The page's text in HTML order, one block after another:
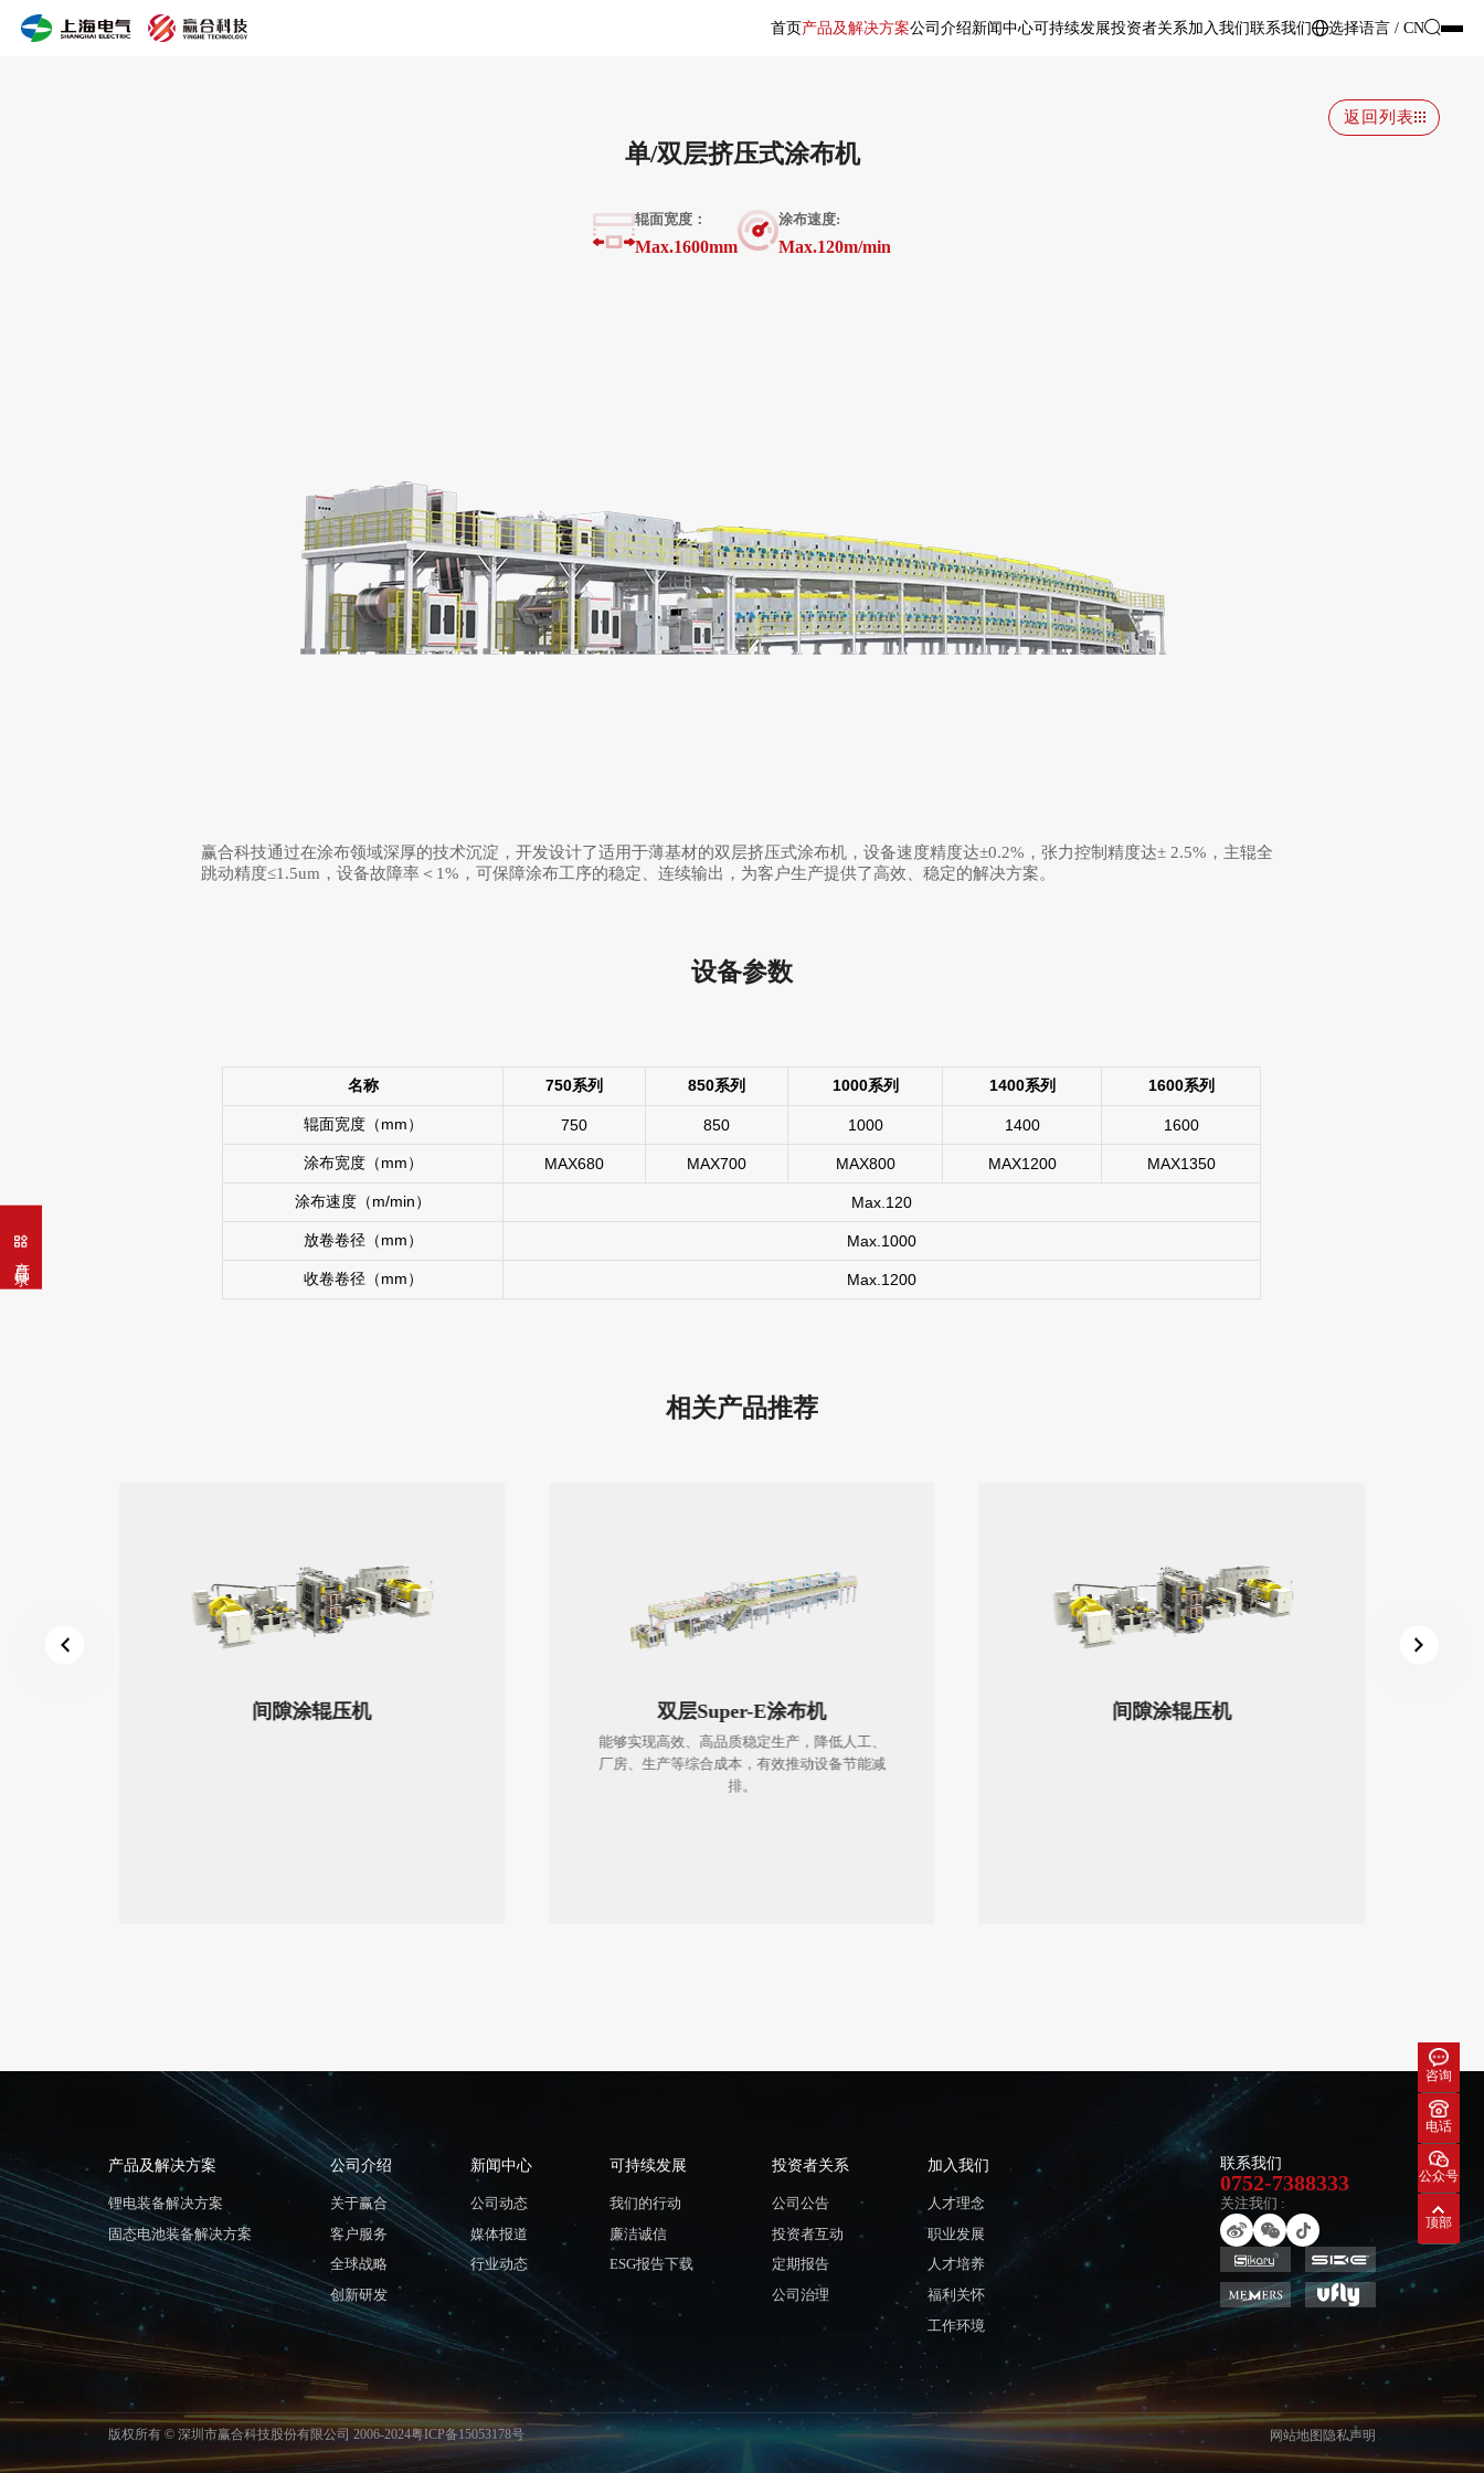
首页产品及解决方案公司介绍新闻中心可持续发展投资者关系加入我们联系我们 选择语言 / CN
咨询
电话
公众号
顶部
返回列表
单/双层挤压式涂布机
辊面宽度：
Max.1600mm
涂布速度:
Max.120m/min
赢合科技通过在涂布领域深厚的技术沉淀，开发设计了适用于薄基材的双层挤压式涂布机，设备速度精度达±0.2%，张力控制精度达± 2.5%，主辊全
跳动精度≤1.5um，设备故障率＜1%，可保障涂布工序的稳定、连续输出，为客户生产提供了高效、稳定的解决方案。
设备参数
名称 750系列 850系列 1000系列 1400系列 1600系列
辊面宽度（mm） 750 850 1000 1400 1600
涂布宽度（mm） MAX680 MAX700 MAX800 MAX1200 MAX1350
涂布速度（m/min） Max.120
放卷卷径（mm） Max.1000
收卷卷径（mm） Max.1200
相关产品推荐
间隙涂辊压机 双层Super-E涂布机
能够实现高效、高品质稳定生产，降低人工、
厂房、生产等综合成本，有效推动设备节能减
排。
间隙涂辊压机
产品及解决方案
锂电装备解决方案
固态电池装备解决方案
公司介绍
关于赢合
客户服务
全球战略
创新研发
新闻中心
公司动态
媒体报道
行业动态
可持续发展
我们的行动
廉洁诚信
ESG报告下载
投资者关系
公司公告
投资者互动
定期报告
公司治理
加入我们
人才理念
职业发展
人才培养
福利关怀
工作环境
联系我们
0752-7388333
关注我们 :
版权所有 © 深圳市赢合科技股份有限公司 2006-2024粤ICP备15053178号 网站地图 隐私声明